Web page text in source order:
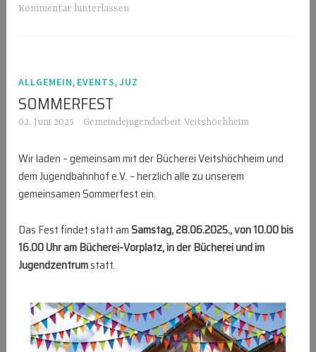
Kommentar hinterlassen
ALLGEMEIN, EVENTS,JUZ
SOMMERFEST
02. Juni 2025 Gemeindejugendarbeit Veitshöchheim
Wir laden – gemeinsam mit der Bücherei Veitshöchheim und
dem Jugendbahnhof e.V. – herzlich alle zu unserem
gemeinsamen Sommerfest ein.
Das Fest findet statt amSamstag, 28.06.2025., von 10.00 bis
16.00 Uhr am Bücherei-Vorplatz, in der Bücherei und im
Jugendzentrumstatt.